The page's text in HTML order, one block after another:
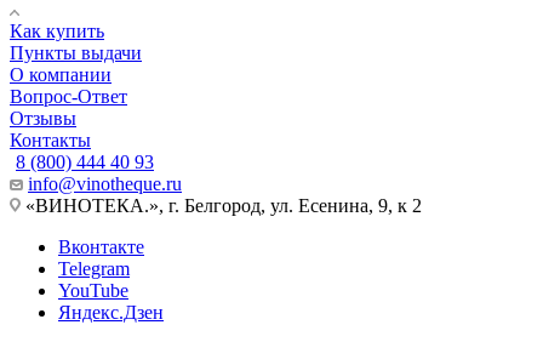
Как купить
Пункты выдачи
О компании
Вопрос-Ответ
Отзывы
Контакты
8 (800) 444 40 93
info@vinotheque.ru
«ВИНОТЕКА.», г. Белгород, ул. Есенина, 9, к 2
Вконтакте
Telegram
YouTube
Яндекс.Дзен